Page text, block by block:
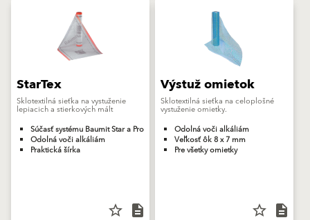
StarTex
Sklotextilná sieťka na vystuženie
lepiacich a stierkových mált
Súčasť systému Baumit Star a Pro
Odolná voči alkáliám
Praktická šírka
star_border description
Výstuž omietok
Sklotextilná sieťka na celoplošné
vystuženie omietky.
Odolná voči alkáliám
Veľkosť ôk 8 x 7 mm
Pre všetky omietky
star_border description